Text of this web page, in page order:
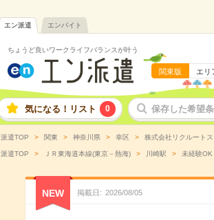
エン派遣 エンバイト
ちょうど良いワークライフバランスが叶う
関東版 エリ
気になる！リスト 0 保存した希望
派遣TOP 関東 神奈川県 幸区 株式会社リクルート
派遣TOP ＪＲ東海道本線(東京－熱海) 川崎駅 未経験
NEW 掲載日 2026/08/05